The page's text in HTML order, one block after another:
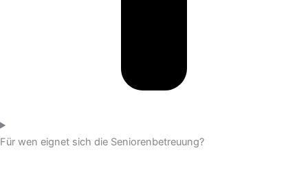
Für wen eignet sich die Seniorenbetreuung?